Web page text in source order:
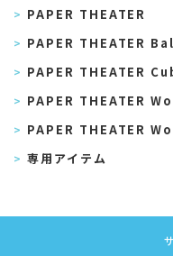
PAPER THEATER
PAPER THEATER
PAPER THEATER
PAPER THEATER
PAPER THEATER
専用アイテム